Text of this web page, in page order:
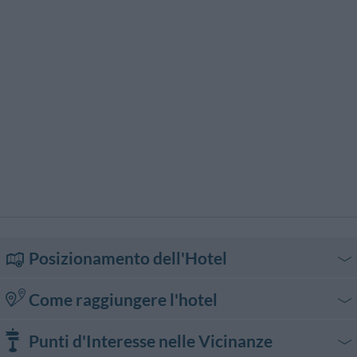
Posizionamento dell'Hotel
Come raggiungere l'hotel
In auto
Autostrada A22 Modena - Brennero, uscita Trento Centro. Proseguire per
Punti d'Interesse nelle Vicinanze